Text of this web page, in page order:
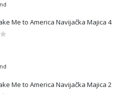
Me to America Navijačka Majica 4
Me to America Navijačka Majica 2